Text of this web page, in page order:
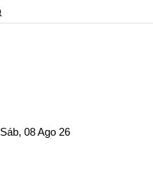
Sáb, 08 Ago 26